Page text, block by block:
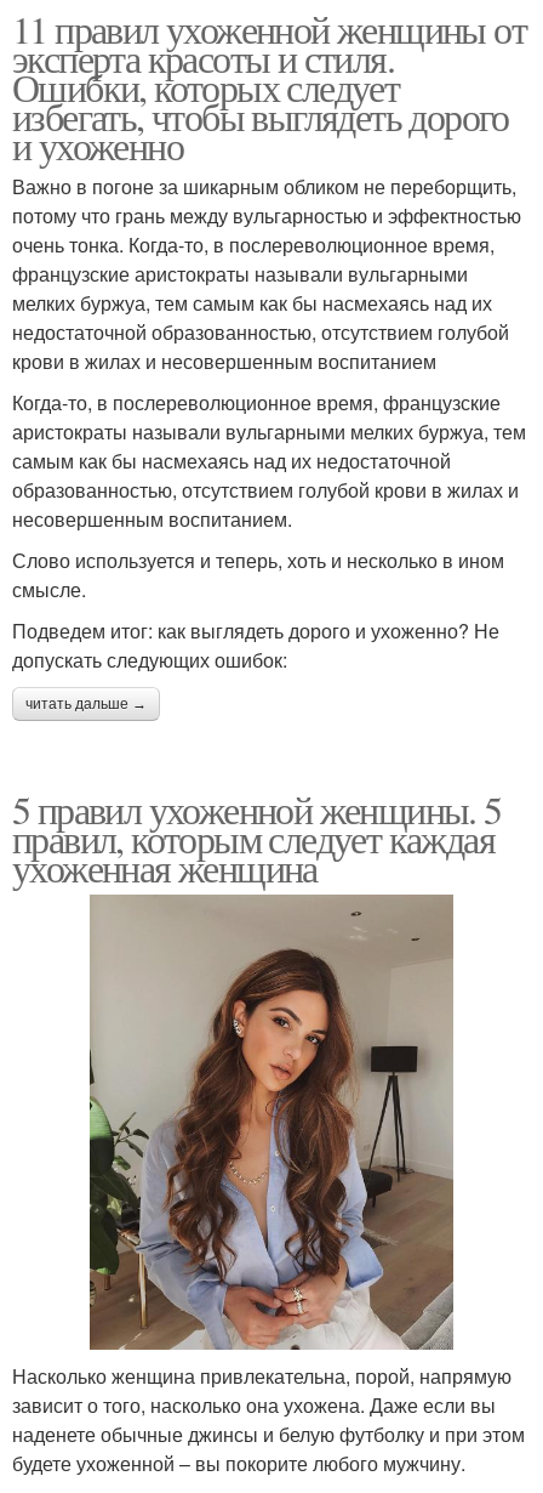
11 правил ухоженной женщины от
эксперта красоты и стиля.
Ошибки, которых следует
избегать, чтобы выглядеть дорого
и ухоженно
Важно в погоне за шикарным обликом не переборщить,
потому что грань между вульгарностью и эффектностью
очень тонка. Когда-то, в послереволюционное время,
французские аристократы называли вульгарными
мелких буржуа, тем самым как бы насмехаясь над их
недостаточной образованностью, отсутствием голубой
крови в жилах и несовершенным воспитанием
Когда-то, в послереволюционное время, французские
аристократы называли вульгарными мелких буржуа, тем
самым как бы насмехаясь над их недостаточной
образованностью, отсутствием голубой крови в жилах и
несовершенным воспитанием.
Слово используется и теперь, хоть и несколько в ином
смысле.
Подведем итог: как выглядеть дорого и ухоженно? Не
допускать следующих ошибок:
читать дальше →
5 правил ухоженной женщины. 5
правил, которым следует каждая
ухоженная женщина
Насколько женщина привлекательна, порой, напрямую
зависит о того, насколько она ухожена. Даже если вы
наденете обычные джинсы и белую футболку и при этом
будете ухоженной – вы покорите любого мужчину.